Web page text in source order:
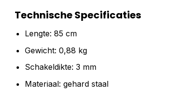
Technische Specificaties
Lengte: 85 cm
Gewicht: 0,88 kg
Schakeldikte: 3 mm
Materiaal: gehard staal